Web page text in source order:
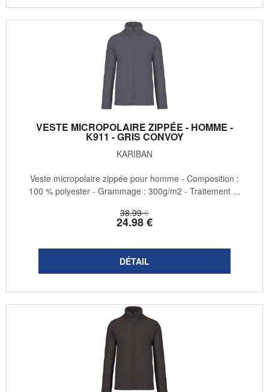
VESTE MICROPOLAIRE ZIPPÉE - HOMME -
K911 - GRIS CONVOY
KARIBAN
38.99 €
24.98€
Veste micropolaire zippée pour homme - Composition :
100 % polyester - Grammage : 300g/m2 - Traitement ...